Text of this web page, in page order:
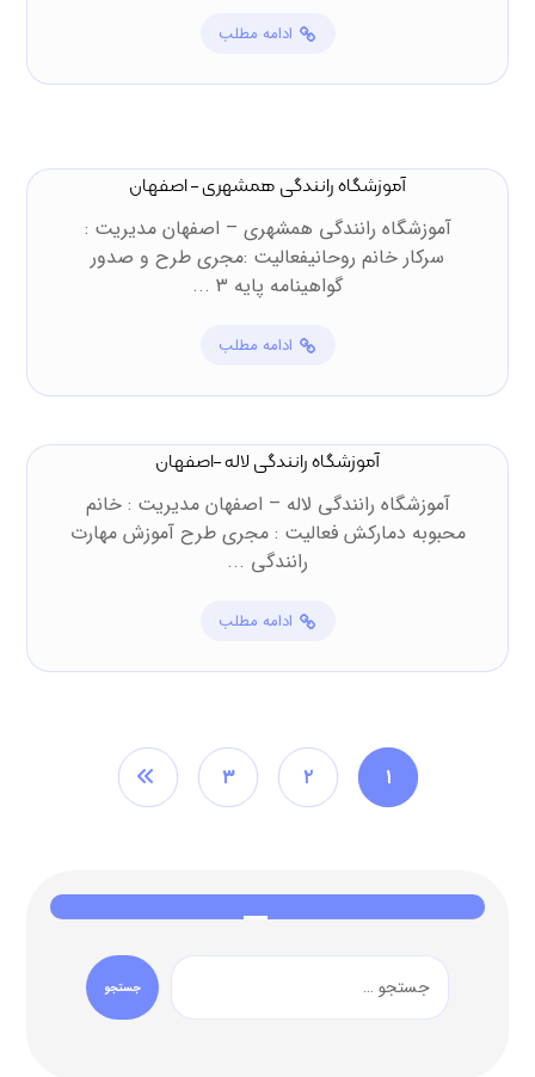
ادامه مطلب
آموزشگاه رانندگی همشهری – اصفهان
آموزشگاه رانندگی همشهری – اصفهان مدیریت :
سرکار خانم روحانیفعالیت :مجری طرح و صدور
گواهینامه پایه ۳ ...
ادامه مطلب
آموزشگاه رانندگی لاله –اصفهان
آموزشگاه رانندگی لاله – اصفهان مدیریت : خانم
محبوبه دمارکش فعالیت : مجری طرح آموزش مهارت
رانندگی ...
ادامه مطلب
۱ ۲ ۳
جستجو